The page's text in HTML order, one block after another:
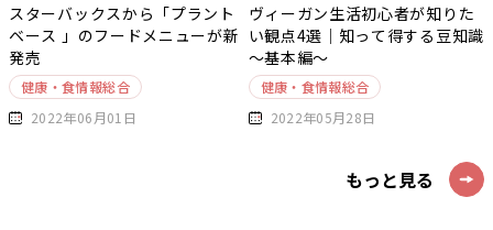
スターバックスから「プラント
ベース 」のフードメニューが新
発売
健康・食情報総合
2022年06月01日
ヴィーガン生活初心者が知りた
い観点4選｜知って得する豆知識
～基本編～
健康・食情報総合
2022年05月28日
もっと見る